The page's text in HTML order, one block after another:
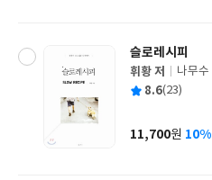
슬로레시피
글
쓴
휘황 저
출
사
나무수
평 8.6(23)
가
11,700원 10%